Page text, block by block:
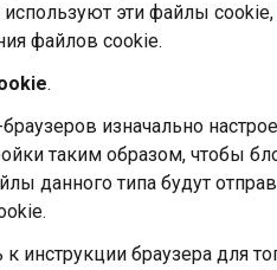
эти файлы
файлов cookie.
.
изначально
таким образом, чтобы
данного типа будут
к инструкции браузера для